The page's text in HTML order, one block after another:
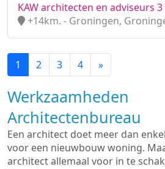
KAW architecten en adviseurs 3
+14km. - Groningen,
1 2 3 4 »
Werkzaamheden
Architectenbureau
Een architect doet meer dan
voor een nieuwbouw woning.
architect allemaal voor in te